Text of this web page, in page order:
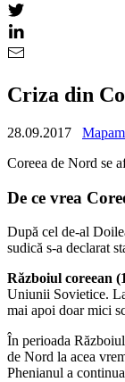
Criza din
28.09.2017
Coreea de Nord se
De ce vrea
După cel de-al
sudică s-a declarat
Războiul coreean
Uniunii Sovietice.
mai apoi doar mici
În perioada
de Nord la acea
Phenianul a